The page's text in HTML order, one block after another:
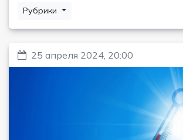
Рубрики
25 апреля 2024, 20:00